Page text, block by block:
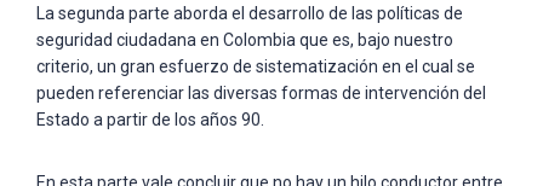
La segunda parte aborda el desarrollo de las políticas de
seguridad ciudadana en Colombia que es, bajo nuestro
criterio, un gran esfuerzo de sistematización en el cual se
pueden referenciar las diversas formas de intervención del
Estado a partir de los años 90.